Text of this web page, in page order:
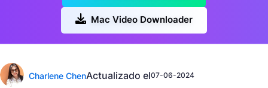
Mac Video Downloader
Charlene ChenActualizado el07-06-2024